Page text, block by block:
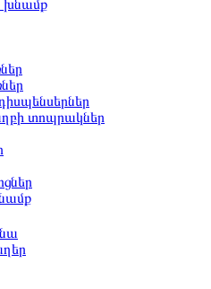
խնամք
տոպրակներ